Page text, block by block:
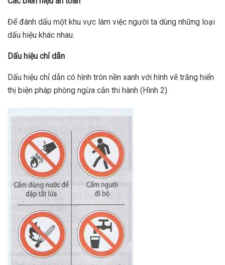
Để đánh dấu một khu vực làm việc người ta dùng những loại
dấu hiệu khác nhau.
Dấu hiệu chỉ dẫn
Dấu hiệu chỉ dẫn có hình tròn nền xanh với hình vẽ trắng hiển
thị biện pháp phòng ngừa cắn thi hành (Hình 2).